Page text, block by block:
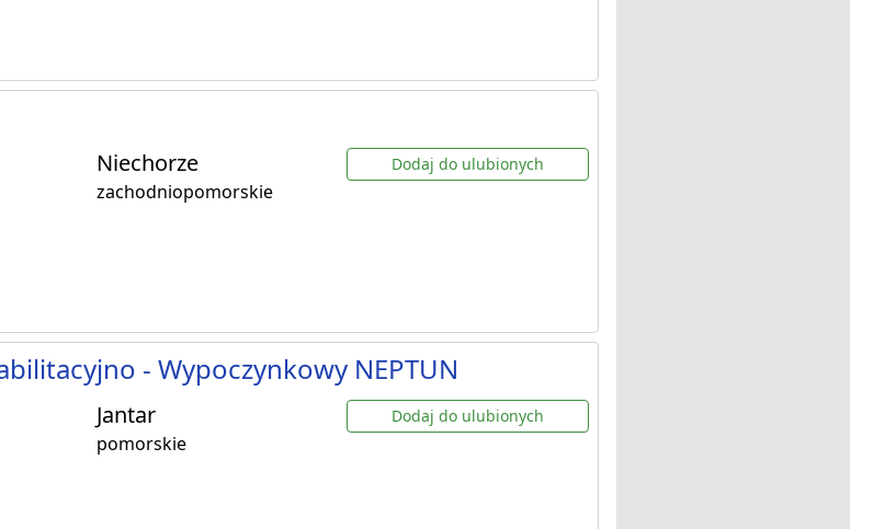
Niechorze
zachodniopomorskie
Dodaj do ulubionych
- Wypoczynkowy NEPTUN
Jantar
pomorskie
Dodaj do ulubionych